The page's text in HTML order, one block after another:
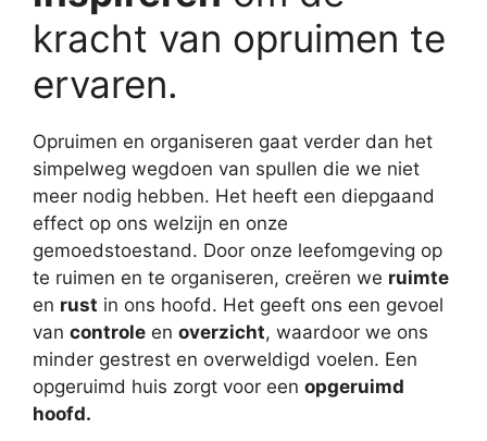
kracht van opruimen te
ervaren.
Opruimen en organiseren gaat verder dan het
simpelweg wegdoen van spullen die we niet
meer nodig hebben. Het heeft een diepgaand
effect op ons welzijn en onze
gemoedstoestand. Door onze leefomgeving op
te ruimen en te organiseren, creëren we ruimte
en rust in ons hoofd. Het geeft ons een gevoel
van controle en overzicht, waardoor we ons
minder gestrest en overweldigd voelen. Een
opgeruimd huis zorgt voor een opgeruimd
hoofd.